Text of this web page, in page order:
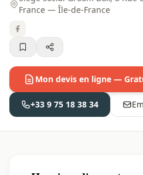
France — Île-de-France
Mon devis en ligne —
+33 9 75 18 38 34